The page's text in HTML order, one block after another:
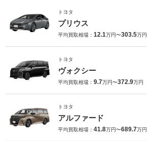
トヨタ
プリウス
平均買取相場： 12.1万円〜303.5万円
トヨタ
ヴォクシー
平均買取相場： 9.7万円〜372.9万円
トヨタ
アルファード
平均買取相場： 41.8万円〜689.7万円